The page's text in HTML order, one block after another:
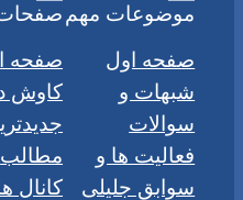
موضوعات مهم
صفحه اول
شبهات و
سوالات
فعالیت ها و
سوابق جلیلی
صفحه
کاوش
مطالب
کانال